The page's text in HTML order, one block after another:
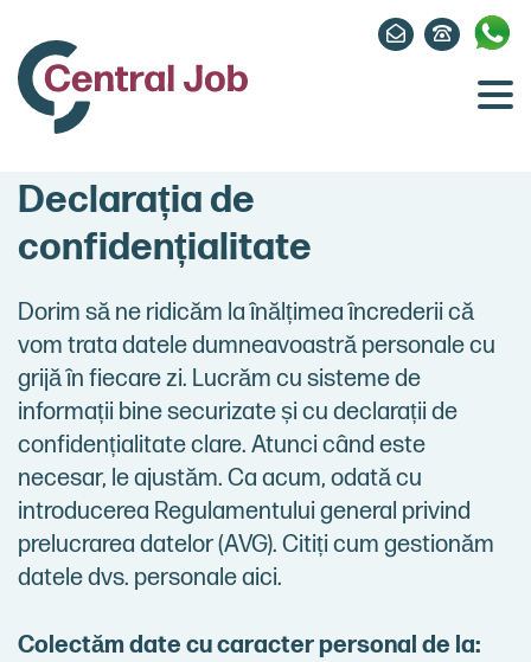
Declarația de
confidențialitate
Dorim să ne ridicăm la înălțimea încrederii că
vom trata datele dumneavoastră personale cu
grijă în fiecare zi. Lucrăm cu sisteme de
informații bine securizate și cu declarații de
confidențialitate clare. Atunci când este
necesar, le ajustăm. Ca acum, odată cu
introducerea Regulamentului general privind
prelucrarea datelor (AVG). Citiți cum gestionăm
datele dvs. personale aici.
Colectăm date cu caracter personal de la: